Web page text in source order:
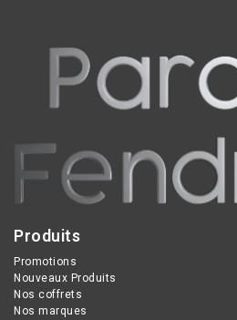
Produits
Promotions
Nouveaux Produits
Nos coffrets
Nos marques